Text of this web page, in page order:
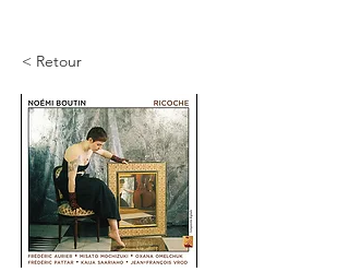
< Retour